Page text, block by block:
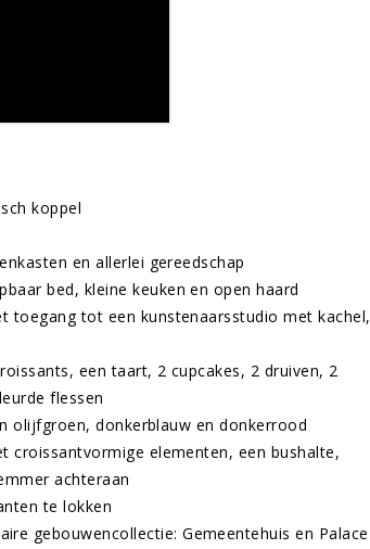
koppel
en allerlei gereedschap
bed, kleine keuken en open haard
toegang tot een kunstenaarsstudio met kachel,
een taart, 2 cupcakes, 2 druiven, 2
flessen
olijfgroen, donkerblauw en donkerrood
croissantvormige elementen, een bushalte,
achteraan
te lokken
gebouwencollectie: Gemeentehuis en Palace